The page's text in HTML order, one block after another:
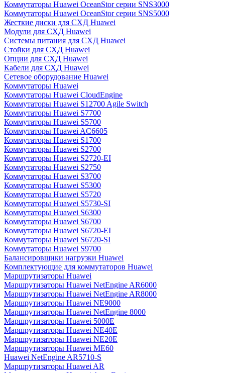
Коммутаторы Huawei OceanStor серии SNS3000
Коммутаторы Huawei OceanStor серии SNS5000
Жесткие диски для СХД Huawei
Модули для СХД Huawei
Системы питания для СХД Huawei
Стойки для СХД Huawei
Опции для СХД Huawei
Кабели для СХД Huawei
Сетевое оборудование Huawei
Коммутаторы Huawei
Коммутаторы Huawei CloudEngine
Коммутаторы Huawei S12700 Agile Switch
Коммутаторы Huawei S7700
Коммутаторы Huawei S5700
Коммутаторы Huawei AC6605
Коммутаторы Huawei S1700
Коммутаторы Huawei S2700
Коммутаторы Huawei S2720-EI
Коммутаторы Huawei S2750
Коммутаторы Huawei S3700
Коммутаторы Huawei S5300
Коммутаторы Huawei S5720
Коммутаторы Huawei S5730-SI
Коммутаторы Huawei S6300
Коммутаторы Huawei S6700
Коммутаторы Huawei S6720-EI
Коммутаторы Huawei S6720-SI
Коммутаторы Huawei S9700
Балансировщики нагрузки Huawei
Комплектующие для коммутаторов Huawei
Маршрутизаторы Huawei
Маршрутизаторы Huawei NetEngine AR6000
Маршрутизаторы Huawei NetEngine AR8000
Маршрутизаторы Huawei NE9000
Маршрутизаторы Huawei NetEngine 8000
Маршрутизаторы Huawei 5000E
Маршрутизаторы Huawei NE40E
Маршрутизаторы Huawei NE20E
Маршрутизаторы Huawei ME60
Huawei NetEngine AR5710-S
Маршрутизаторы Huawei AR